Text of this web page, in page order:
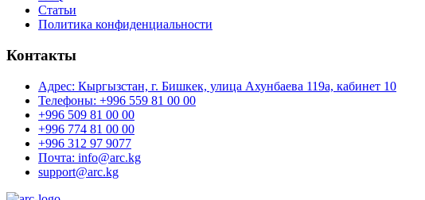
Статьи
Политика конфиденциальности
Контакты
Адрес: Кыргызстан, г. Бишкек, улица Ахунбаева 119а, кабинет 10
Телефоны: +996 559 81 00 00
+996 509 81 00 00
+996 774 81 00 00
+996 312 97 9077
Почта: info@arc.kg
support@arc.kg